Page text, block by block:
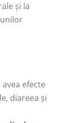
și la
efecte
diareea și